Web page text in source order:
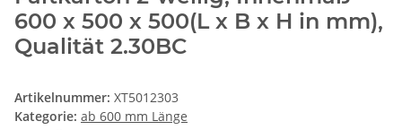
600 x 500 x 500(L x B x H in mm),
Qualität 2.30BC
Artikelnummer: XT5012303
Kategorie: ab 600 mm Länge